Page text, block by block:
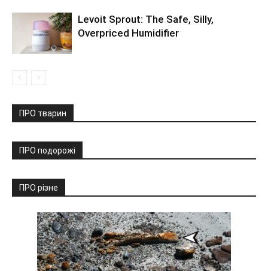
Levoit Sprout: The Safe, Silly,
Overpriced Humidifier
ПРО тварин
ПРО подорожі
ПРО різне